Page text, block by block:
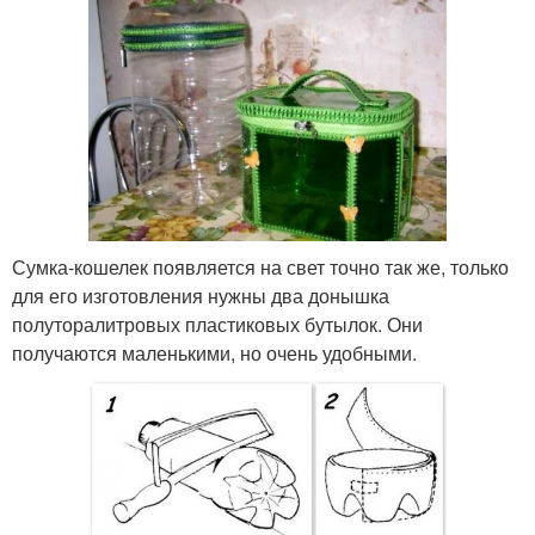
Сумка-кошелек появляется на свет точно так же, только
для его изготовления нужны два донышка
полуторалитровых пластиковых бутылок. Они
получаются маленькими, но очень удобными.